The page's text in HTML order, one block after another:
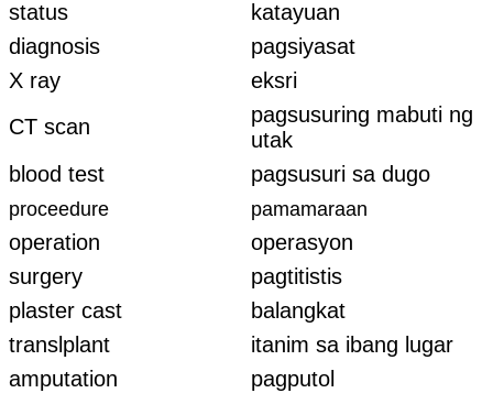
status
katayuan
diagnosis
pagsiyasat
X ray
eksri
CT scan
pagsusuring mabuti ng
utak
blood test
pagsusuri sa dugo
proceedure pamamaraan
operation
operasyon
surgery
pagtitistis
plaster cast
balangkat
translplant
itanim sa ibang lugar
amputation
pagputol